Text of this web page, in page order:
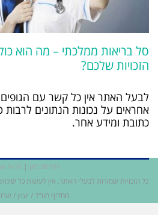
סל בריאות ממלכתי – מה הוא
הזכויות שלכם?
לבעל האתר אין כל קשר עם הגופים
אחראים על נכונות הנתונים לרבות
כתובת ומידע אחר.
לפרסם כאן | תנאי
כל הזכויות שמורות לבעלי האתר. אין לעשות כל
מחליף חוו"ד / יעוץ /